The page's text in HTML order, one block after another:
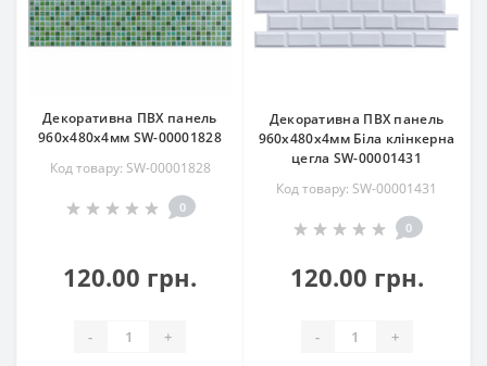
Декоративна ПВХ панель
960х480х4мм SW-00001828
Код товару: SW-00001828
0
120.00 грн.
- +
Декоративна ПВХ панель
960х480х4мм Біла клінкерна
цегла SW-00001431
Код товару: SW-00001431
0
120.00 грн.
- +